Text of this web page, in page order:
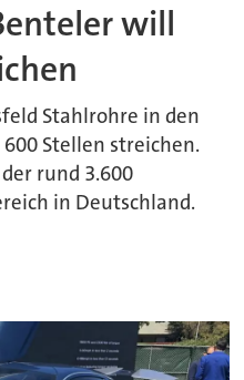
will
Stahlrohre in den
Stellen streichen.
rund 3.600
in Deutschland.